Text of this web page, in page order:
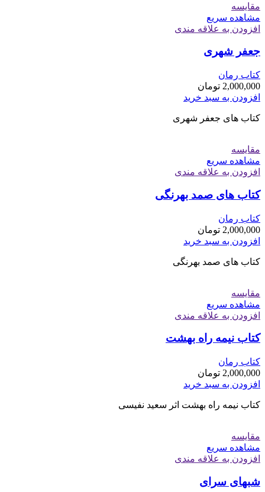
مقایسه
مشاهده سریع
افزودن به علاقه مندی
جعفر شهری
کتاب رمان
2,000,000 تومان
افزودن به سبد خرید
کتاب های جعفر شهری
مقایسه
مشاهده سریع
افزودن به علاقه مندی
کتاب های صمد بهرنگی
کتاب رمان
2,000,000 تومان
افزودن به سبد خرید
کتاب های صمد بهرنگی
مقایسه
مشاهده سریع
افزودن به علاقه مندی
کتاب نیمه راه بهشت
کتاب رمان
2,000,000 تومان
افزودن به سبد خرید
کتاب نیمه راه بهشت اثر سعید نفیسی
مقایسه
مشاهده سریع
افزودن به علاقه مندی
شبهای سرای